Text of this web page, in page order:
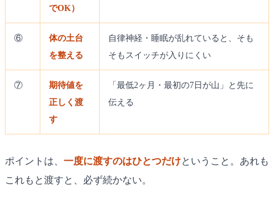
でOK）
⑥
体の土台
を整える
自律神経・睡眠が乱れていると、そも
そもスイッチが入りにくい
⑦
期待値を
正しく渡
す
「最低2ヶ月・最初の7日が山」と先に
伝える
ポイントは、 一度に渡すのはひとつだけということ。あれも
これもと渡すと、必ず続かない。